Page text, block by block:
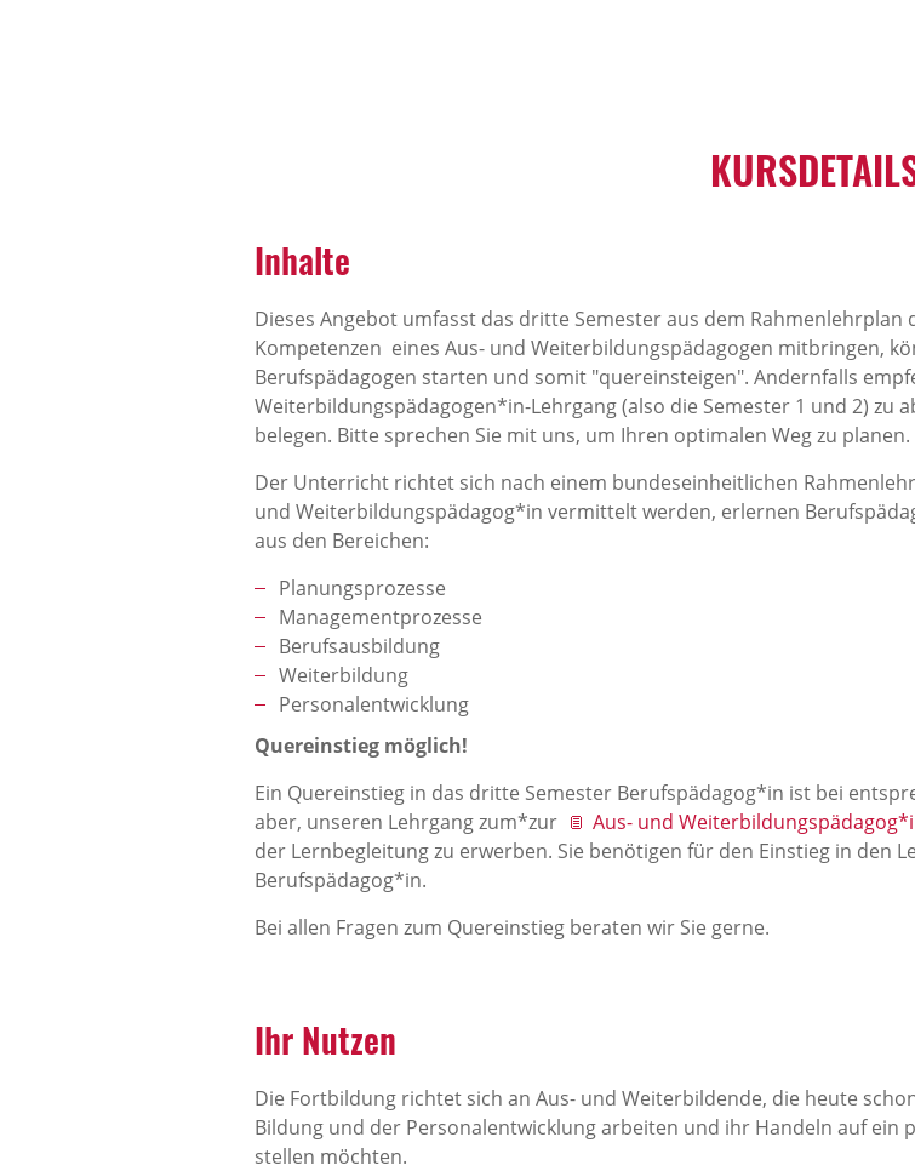
Inhalte
Dieses Angebot umfasst das dritte Semester aus dem
Kompetenzen eines Aus- und Weiterbildungspädagogen mitbringen,
Berufspädagogen starten und somit "quereinsteigen". Andernfalls
Weiterbildungspädagogen*in-Lehrgang (also die Semester 1 und 2) zu
belegen. Bitte sprechen Sie mit uns, um Ihren optimalen Weg zu planen.
Der Unterricht richtet sich nach einem bundeseinheitlichen
und Weiterbildungspädagog*in vermittelt werden, erlernen
aus den Bereichen:
Planungsprozesse
Managementprozesse
Berufsausbildung
Weiterbildung
Personalentwicklung
Quereinstieg möglich!
Ein Quereinstieg in das dritte Semester Berufspädagog*in ist bei
aber, unseren Lehrgang zum*zur
Aus- und
der Lernbegleitung zu erwerben. Sie benötigen für den Einstieg in den
Berufspädagog*in.
Bei allen Fragen zum Quereinstieg beraten wir Sie gerne.
Ihr Nutzen
Die Fortbildung richtet sich an Aus- und Weiterbildende, die heute
Bildung und der Personalentwicklung arbeiten und ihr Handeln auf ein
stellen möchten.